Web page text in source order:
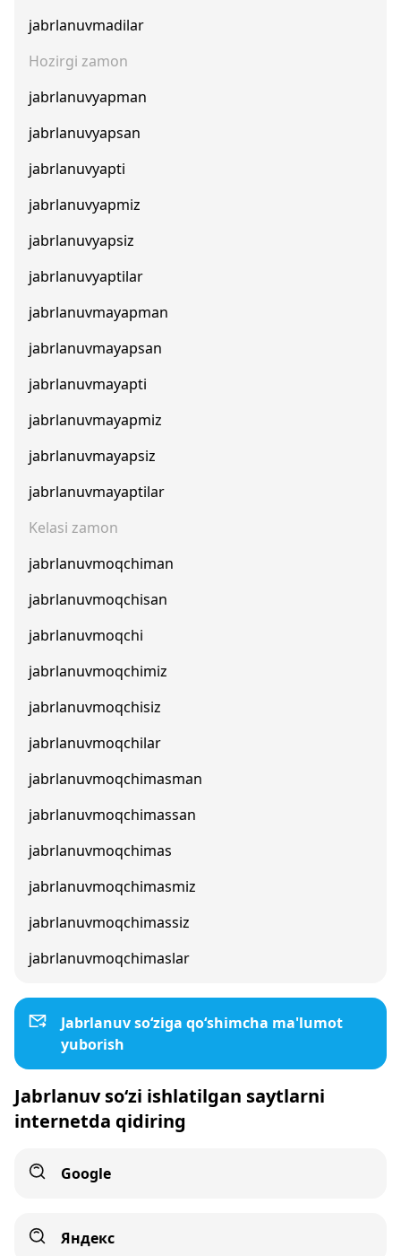
jabrlanuvmadilar
Hozirgi zamon
jabrlanuvyapman
jabrlanuvyapsan
jabrlanuvyapti
jabrlanuvyapmiz
jabrlanuvyapsiz
jabrlanuvyaptilar
jabrlanuvmayapman
jabrlanuvmayapsan
jabrlanuvmayapti
jabrlanuvmayapmiz
jabrlanuvmayapsiz
jabrlanuvmayaptilar
Kelasi zamon
jabrlanuvmoqchiman
jabrlanuvmoqchisan
jabrlanuvmoqchi
jabrlanuvmoqchimiz
jabrlanuvmoqchisiz
jabrlanuvmoqchilar
jabrlanuvmoqchimasman
jabrlanuvmoqchimassan
jabrlanuvmoqchimas
jabrlanuvmoqchimasmiz
jabrlanuvmoqchimassiz
jabrlanuvmoqchimaslar
Jabrlanuv so‘ziga qo‘shimcha ma'lumot
yuborish
Jabrlanuv so‘zi ishlatilgan saytlarni
internetda qidiring
Google
Яндекс